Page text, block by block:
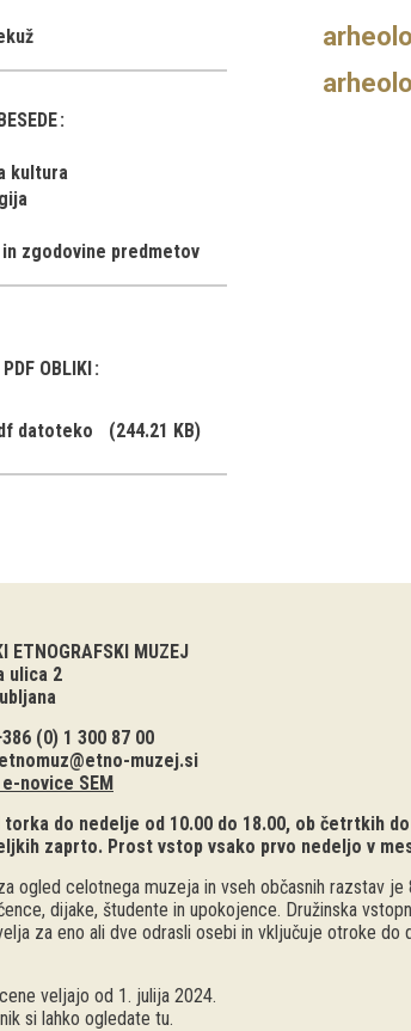
kultura
zgodovine predmetov
OBLIKI
datoteko (244.21 KB)
ETNOGRAFSKI MUZEJ
ulica 2
(0) 1 300 87 00
etnomuz@etno-muzej.si
novice SEM
torka do nedelje od 10.00 do 18.00, ob četrtkih
zaprto. Prost vstop vsako prvo nedeljo v
ogled celotnega muzeja in vseh občasnih razstav je
dijake, študente in upokojence. Družinska
za eno ali dve odrasli osebi in vključuje otroke do
veljajo od 1. julija 2024.
si lahko ogledate tu.